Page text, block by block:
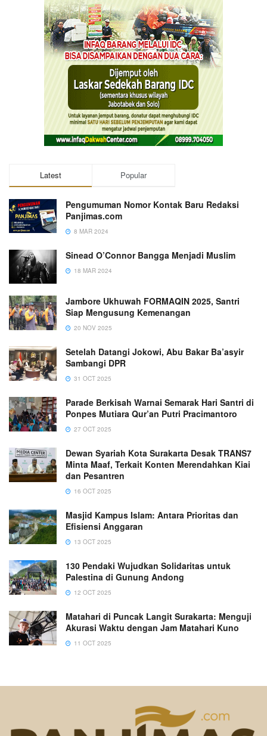
Latest Popular
Pengumuman Nomor Kontak Baru Redaksi
Panjimas.com
8 MAR 2024
Sinead O’Connor Bangga Menjadi Muslim
18 MAR 2024
Jambore Ukhuwah FORMAQIN 2025, Santri
Siap Mengusung Kemenangan
20 NOV 2025
Setelah Datangi Jokowi, Abu Bakar Ba’asyir
Sambangi DPR
31 OCT 2025
Parade Berkisah Warnai Semarak Hari Santri di
Ponpes Mutiara Qur’an Putri Pracimantoro
27 OCT 2025
Dewan Syariah Kota Surakarta Desak TRANS7
Minta Maaf, Terkait Konten Merendahkan Kiai
dan Pesantren
16 OCT 2025
Masjid Kampus Islam: Antara Prioritas dan
Efisiensi Anggaran
13 OCT 2025
130 Pendaki Wujudkan Solidaritas untuk
Palestina di Gunung Andong
12 OCT 2025
Matahari di Puncak Langit Surakarta: Menguji
Akurasi Waktu dengan Jam Matahari Kuno
11 OCT 2025